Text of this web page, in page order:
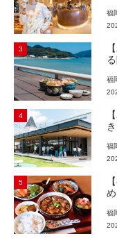
福
3
福
4
福
5
福